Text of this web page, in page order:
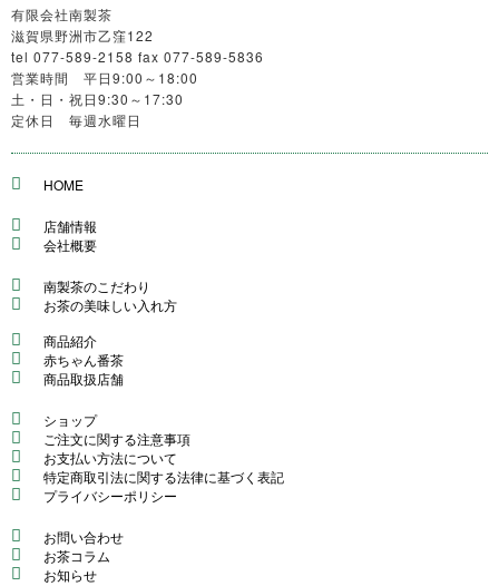
有限会社南製茶
滋賀県野洲市乙窪122
tel 077-589-2158 fax 077-589-5836
営業時間 平日9:00～18:00
土・日・祝日9:30～17:30
定休日 毎週水曜日
HOME
店舗情報
会社概要
南製茶のこだわり
お茶の美味しい入れ方
商品紹介
赤ちゃん番茶
商品取扱店舗
ショップ
ご注文に関する注意事項
お支払い方法について
特定商取引法に関する法律に基づく表記
プライバシーポリシー
お問い合わせ
お茶コラム
お知らせ